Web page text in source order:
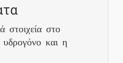
στοιχεία στο
και η